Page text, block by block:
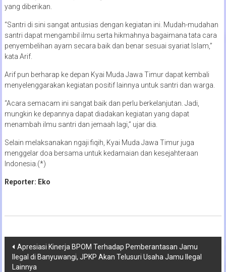
yang diberikan.
“Santri di sini sangat antusias dengan kegiatan ini. Mudah-mudahan
santri dapat mengambil ilmu serta hikmahnya bagaimana tata cara
penyembelihan ayam secara baik dan benar sesuai syariat Islam,”
kata Arif.
Arif pun berharap ke depan Kyai Muda Jawa Timur dapat kembali
menyelenggarakan kegiatan positif lainnya untuk santri dan warga.
“Acara semacam ini sangat baik dan perlu berkelanjutan. Jadi,
mungkin ke depannya dapat diadakan kegiatan yang dapat
menambah ilmu santri dan jemaah lagi,” ujar dia.
Selain melaksanakan ngaji fiqih, Kyai Muda Jawa Timur juga
menggelar doa bersama untuk kedamaian dan kesejahteraan
Indonesia.(*)
Reporter: Eko
Navigasi
pos
Apresiasi Kinerja BPOM Terhadap Pemberantasan Jamu
Ilegal di Banyuwangi, JPKP Akan Telusuri Usaha Jamu Ilegal
Lainnya